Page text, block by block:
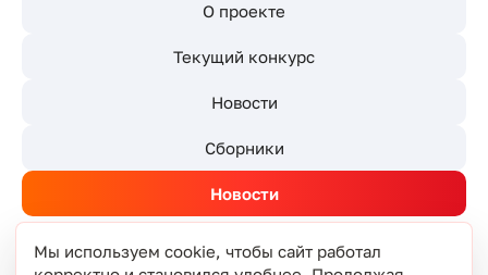
О проекте
Текущий конкурс
Новости
Сборники
Новости
Мы используем cookie, чтобы сайт работал